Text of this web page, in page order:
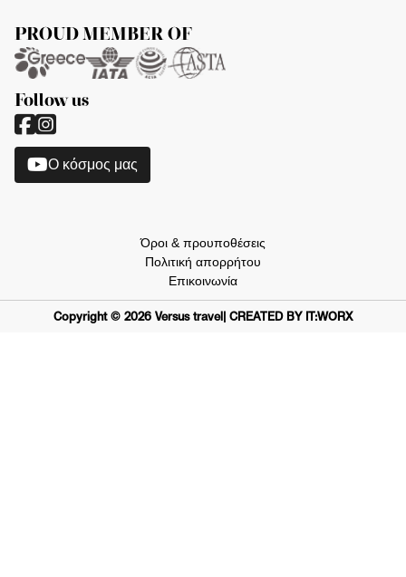
PROUD MEMBER OF
Follow us
O κόσμος μας
Όροι & προυποθέσεις
Πολιτική απορρήτου
Επικοινωνία
Copyright © 2026 Versus travel| CREATED BY IT:WORX